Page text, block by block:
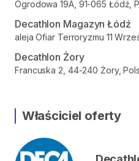
Ogrodowa 19A, 91-065 Łódź,
Decathlon Magazyn Łódź
aleja Ofiar Terroryzmu 11
Decathlon Żory
Francuska 2, 44-240 Żory,
Właściciel oferty